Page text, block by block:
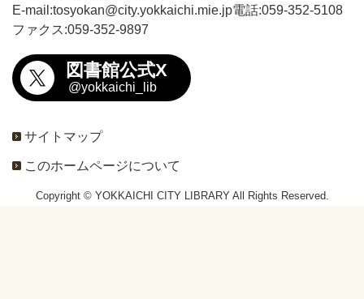
E-mail:tosyokan@city.yokkaichi.mie.jp電話:059-352-5108
ファクス:059-352-9897
図書館公式X
@yokkaichi_lib
サイトマップ
このホームページについて
Copyright © YOKKAICHI CITY LIBRARY All Rights Reserved.